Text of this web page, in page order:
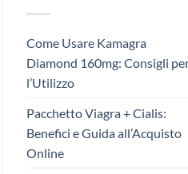
Come Usare Kamagra
Diamond 160mg: Consigli
l’Utilizzo
Pacchetto Viagra + Cialis:
Benefici e Guida all’Acquisto
Online